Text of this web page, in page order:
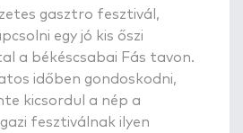
gasztro fesztivál,
egy jó kis őszi
a békéscsabai Fás tavon.
időben gondoskodni,
kicsordul a nép a
fesztiválnak ilyen